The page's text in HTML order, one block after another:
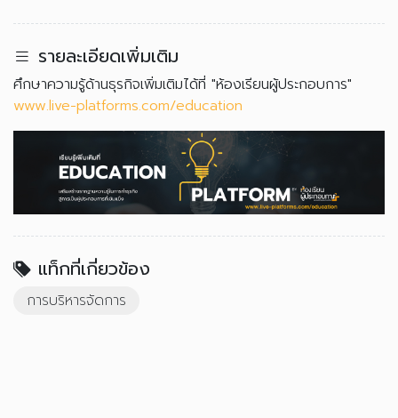
รายละเอียดเพิ่มเติม
ศึกษาความรู้ด้านธุรกิจเพิ่มเติมได้ที่ "ห้องเรียนผู้ประกอบการ"
www.live-platforms.com/education
แท็กที่เกี่ยวข้อง
การบริหารจัดการ